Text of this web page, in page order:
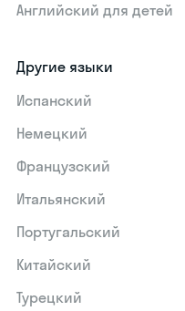
Английский для детей
Другие языки
Испанский
Немецкий
Французский
Итальянский
Португальский
Китайский
Турецкий